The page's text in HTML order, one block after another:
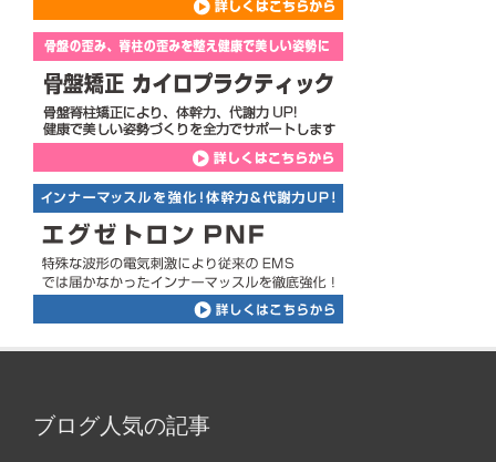
ブログ人気の記事